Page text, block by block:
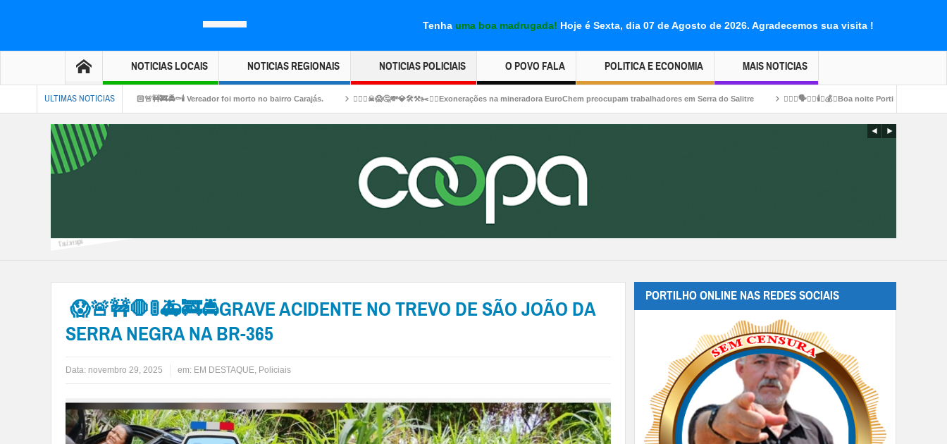
Tenha uma boa madrugada! Hoje é Sexta, dia 07 de Agosto de 2026. Agradecemos sua visita !
NOTICIAS LOCAIS NOTICIAS REGIONAIS NOTICIAS POLICIAIS O POVO FALA POLITICA E ECONOMIA MAIS NOTICIAS
ULTIMAS NOTICIAS
👉🏻🤔🚑🫵🏻🚨🚧🚒🚔⚰️🕯️ Vereador foi morto no bairro Carajás. 👉🏻👀☠😱🤔💸💎🛠⚒✂⛓‍💥Exonerações na mineradora EuroChem preocupam trabalhadores em Serra do Salitre 👉🏻😱🗣️🔦💡🕯️💸💰💡Boa noite Portilho faz um materia sobre esse preços
😱🚨🚧🛑🚦🚑🚒🚔GRAVE ACIDENTE NO TREVO DE SÃO JOÃO DA
SERRA NEGRA NA BR-365
Data: novembro 29, 2025 em: EM DESTAQUE, Policiais
PORTILHO ONLINE NAS REDES SOCIAIS